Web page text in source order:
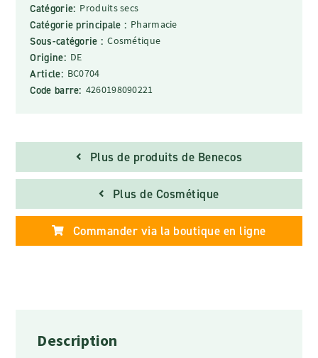
Catégorie: Produits secs
Catégorie principale : Pharmacie
Sous-catégorie : Cosmétique
Origine: DE
Article: BC0704
Code barre: 4260198090221
Plus de produits de Benecos
Plus de Cosmétique
Commander via la boutique en ligne
Description